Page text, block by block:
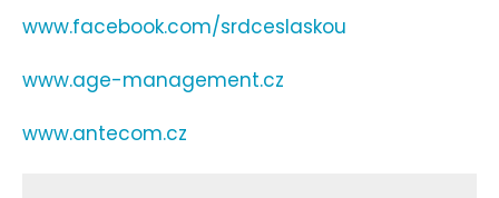
www.facebook.com/srdceslaskou
www.age-management.cz
www.antecom.cz